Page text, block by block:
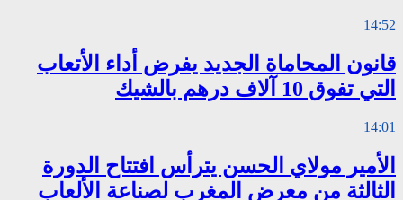
14:52
قانون المحاماة الجديد يفرض أداء الأتعاب
التي تفوق 10 آلاف درهم بالشيك
14:01
الأمير مولاي الحسن يترأس افتتاح الدورة
الثالثة من معرض المغرب لصناعة الألعاب